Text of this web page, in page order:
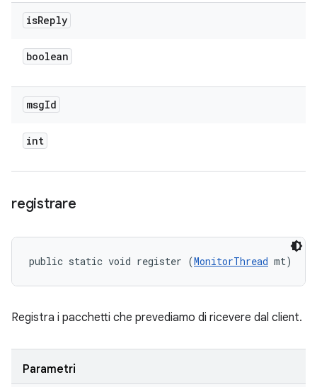
isReply
boolean
msgId
int
registrare
public static void register (MonitorThread mt)
Registra i pacchetti che prevediamo di ricevere dal client.
Parametri